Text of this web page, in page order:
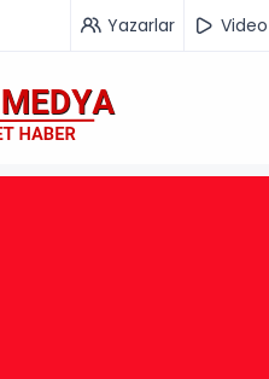
Yazarlar Video